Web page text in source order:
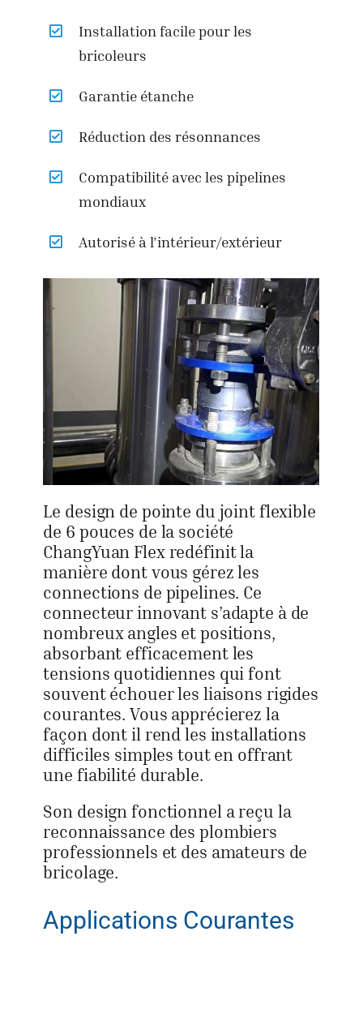
Installation facile pour les
bricoleurs
Garantie étanche
Réduction des résonnances
Compatibilité avec les pipelines
mondiaux
Autorisé à l’intérieur/extérieur
Le design de pointe du joint flexible
de 6 pouces de la société
ChangYuan Flex redéfinit la
manière dont vous gérez les
connections de pipelines. Ce
connecteur innovant s’adapte à de
nombreux angles et positions,
absorbant efficacement les
tensions quotidiennes qui font
souvent échouer les liaisons rigides
courantes. Vous apprécierez la
façon dont il rend les installations
difficiles simples tout en offrant
une fiabilité durable.
Son design fonctionnel a reçu la
reconnaissance des plombiers
professionnels et des amateurs de
bricolage.
Applications Courantes